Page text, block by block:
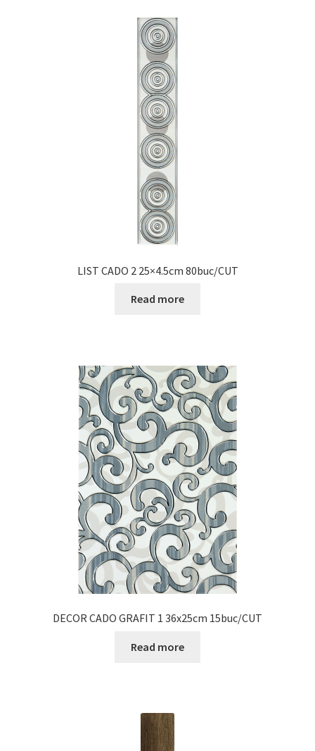
LIST CADO 2 25×4.5cm 80buc/CUT
Read more
DECOR CADO GRAFIT 1 36x25cm 15buc/CUT
Read more